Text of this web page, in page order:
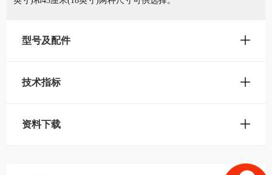
型号及配件
技术指标
资料下载